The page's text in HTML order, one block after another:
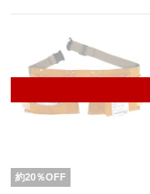
約20％OFF